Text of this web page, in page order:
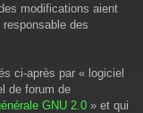
modifications aient
des
ci-après par « logiciel
de forum de
GNU 2.0 » et qui